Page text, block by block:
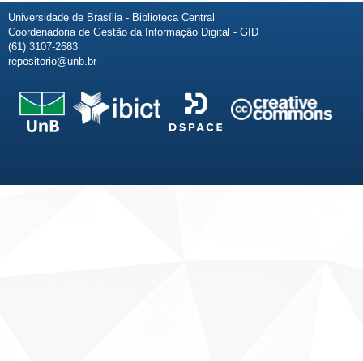
Universidade de Brasília - Biblioteca Central
Coordenadoria de Gestão da Informação Digital - GID
(61) 3107-2683
repositorio@unb.br